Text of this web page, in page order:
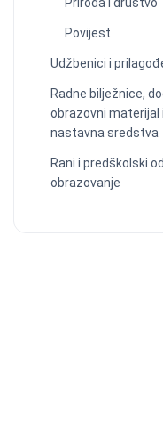
Povijest
Udžbenici i
Radne bilježnice,
obrazovni materijal
nastavna sredstva
Rani i predškolski
obrazovanje